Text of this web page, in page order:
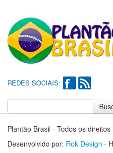
REDES SOCIAIS:
Plantão Brasil - Todos os
Desenvolvido por: Rok Design -